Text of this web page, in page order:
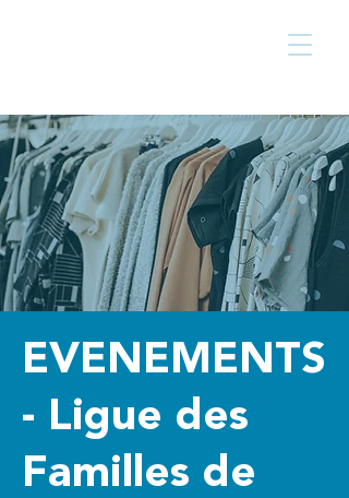
EVENEMENTS
- Ligue des
Familles de